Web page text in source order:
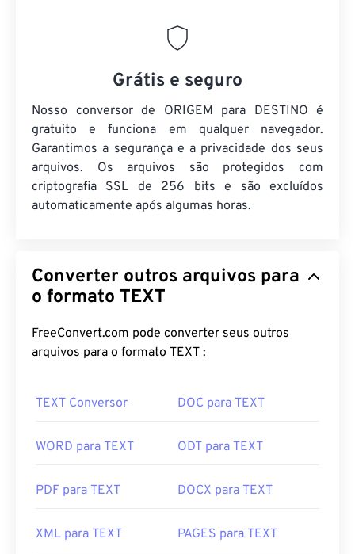
Grátis e seguro
Nosso conversor de ORIGEM para DESTINO é
gratuito e funciona em qualquer navegador.
Garantimos a segurança e a privacidade dos seus
arquivos. Os arquivos são protegidos com
criptografia SSL de 256 bits e são excluídos
automaticamente após algumas horas.
Converter outros arquivos para
o formato TEXT
FreeConvert.com pode converter seus outros
arquivos para o formato TEXT :
TEXT Conversor DOC para TEXT
WORD para TEXT ODT para TEXT
PDF para TEXT DOCX para TEXT
XML para TEXT PAGES para TEXT